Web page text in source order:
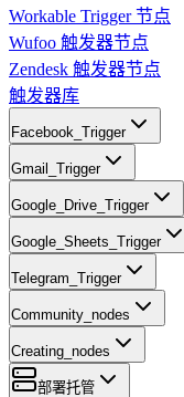
Workable Trigger 节点
Wufoo 触发器节点
Zendesk 触发器节点
触发器库
Facebook_Trigger
Gmail_Trigger
Google_Drive_Trigger
Google_Sheets_Trigger
Telegram_Trigger
Community_nodes
Creating_nodes
部署托管